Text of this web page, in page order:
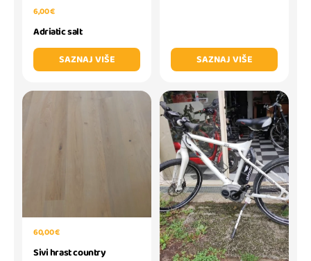
6,00 €
Adriatic salt
SAZNAJ VIŠE
SAZNAJ VIŠE
60,00 €
Sivi hrast country